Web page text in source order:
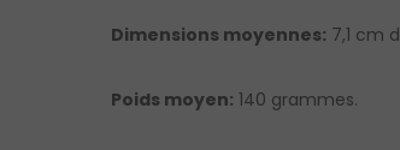
Dimensions moyennes: 7,1 cm
Poids moyen: 140 grammes.